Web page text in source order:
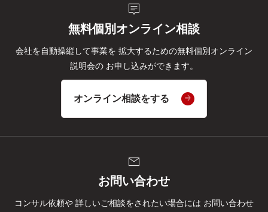
tooltip_2
無料個別オンライン相談
会社を自動操縦して事業を 拡大するための無料個別オンライン
説明会の お申し込みができます。
オンライン相談をする
mail
お問い合わせ
コンサル依頼や 詳しいご相談をされたい場合には お問い合わせ